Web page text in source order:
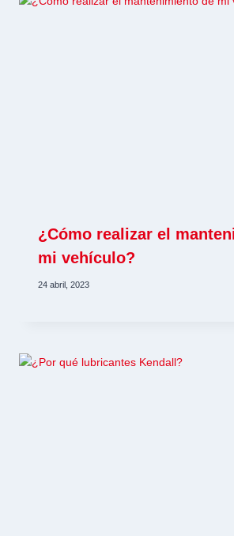
¿Cómo realizar el
mi vehículo?
24 abril, 2023